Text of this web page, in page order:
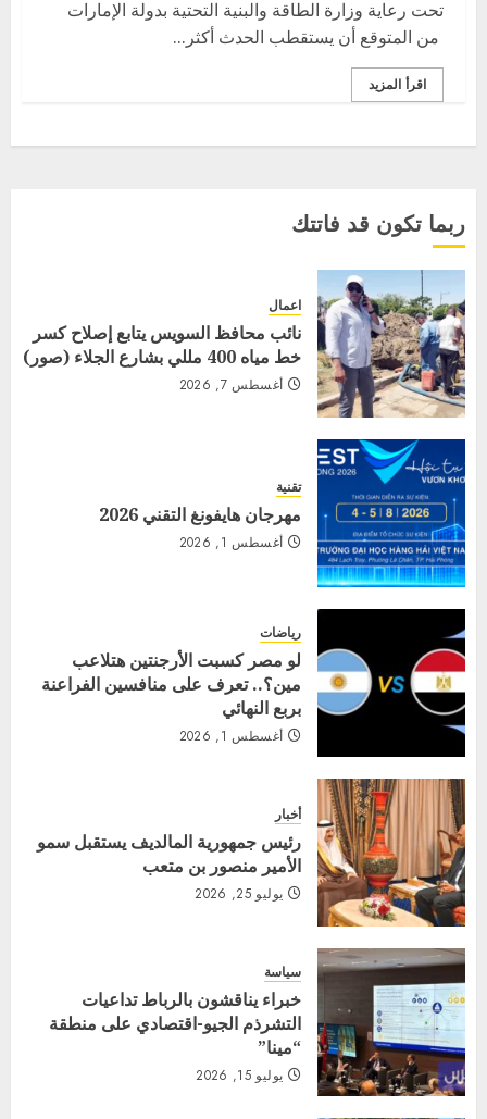
تحت رعاية وزارة الطاقة والبنية التحتية بدولة الإمارات
من المتوقع أن يستقطب الحدث أكثر...
اقرأ المزيد
ربما تكون قد فاتتك
اعمال
نائب محافظ السويس يتابع إصلاح كسر
خط مياه 400 مللي بشارع الجلاء (صور)
أغسطس 7, 2026
تقنية
مهرجان هايفونغ التقني 2026
أغسطس 1, 2026
رياضات
لو مصر كسبت الأرجنتين هتلاعب
مين؟.. تعرف على منافسين الفراعنة
بربع النهائي
أغسطس 1, 2026
أخبار
رئيس جمهورية المالديف يستقبل سمو
الأمير منصور بن متعب
يوليو 25, 2026
سياسة
خبراء يناقشون بالرباط تداعيات
التشرذم الجيو-اقتصادي على منطقة
“مينا”
يوليو 15, 2026